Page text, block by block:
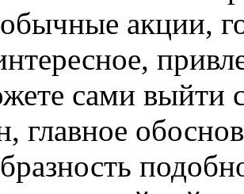
акции,
сами выйти
главное